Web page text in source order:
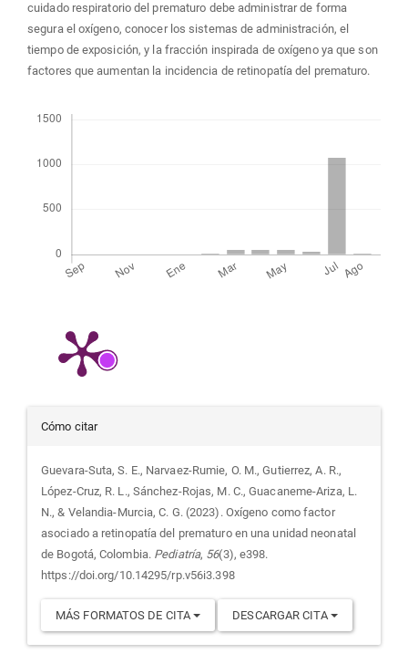
cuidado respiratorio del prematuro debe administrar de forma
segura el oxígeno, conocer los sistemas de administración, el
tiempo de exposición, y la fracción inspirada de oxígeno ya que son
factores que aumentan la incidencia de retinopatía del prematuro.
Detalles
del
artículo
Cómo citar
Guevara-Suta, S. E., Narvaez-Rumie, O. M., Gutierrez, A. R.,
López-Cruz, R. L., Sánchez-Rojas, M. C., Guacaneme-Ariza, L.
N., & Velandia-Murcia, C. G. (2023). Oxígeno como factor
asociado a retinopatía del prematuro en una unidad neonatal
de Bogotá, Colombia. Pediatría, 56(3), e398.
https://doi.org/10.14295/rp.v56i3.398
MÁS FORMATOS DE CITA DESCARGAR CITA